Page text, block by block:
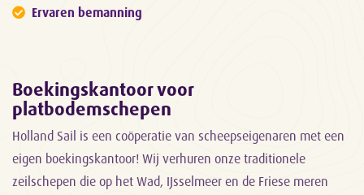
Ervaren bemanning
Boekingskantoor voor
platbodemschepen
Holland Sail is een coöperatie van scheepseigenaren met een
eigen boekingskantoor! Wij verhuren onze traditionele
zeilschepen die op het Wad, IJsselmeer en de Friese meren